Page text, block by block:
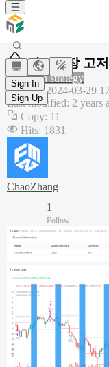
Sign In
Sign Up
아시아장 고
Common strategy
Created:2024-03-29
Last modified: 2 years
Copy: 11
Hits: 1831
ChaoZhang
1
Follow